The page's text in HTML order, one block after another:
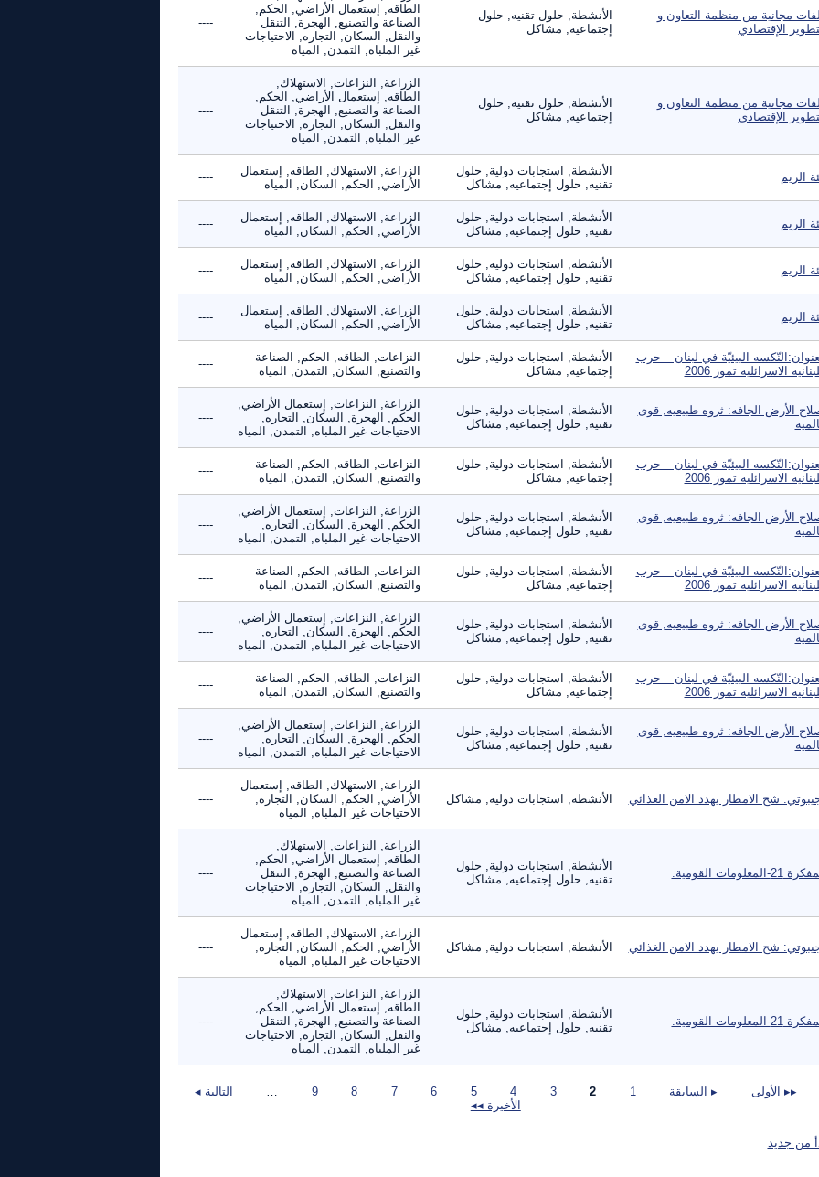
مجانية من منظمة التعاون و
الإقتصادي
الأنشطة, حلول تقنيه, حلول
إجتماعيه, مشاكل
الطاقه, إستعمال الأراضي, الحكم,
الصناعة والتصنيع, الهجرة, التنقل
والنقل, السكان, التجاره, الاحتياجات
غير الملباه, التمدن, المياه
----
مجانية من منظمة التعاون و
الإقتصادي
الأنشطة, حلول تقنيه, حلول
إجتماعيه, مشاكل
الزراعة, النزاعات, الاستهلاك,
الطاقه, إستعمال الأراضي, الحكم,
الصناعة والتصنيع, الهجرة, التنقل
والنقل, السكان, التجاره, الاحتياجات
غير الملباه, التمدن, المياه
----
الريم
الأنشطة, استجابات دولية, حلول
تقنيه, حلول إجتماعيه, مشاكل
الزراعة, الاستهلاك, الطاقه, إستعمال
الأراضي, الحكم, السكان, المياه
----
الريم
الأنشطة, استجابات دولية, حلول
تقنيه, حلول إجتماعيه, مشاكل
الزراعة, الاستهلاك, الطاقه, إستعمال
الأراضي, الحكم, السكان, المياه
----
الريم
الأنشطة, استجابات دولية, حلول
تقنيه, حلول إجتماعيه, مشاكل
الزراعة, الاستهلاك, الطاقه, إستعمال
الأراضي, الحكم, السكان, المياه
----
الريم
الأنشطة, استجابات دولية, حلول
تقنيه, حلول إجتماعيه, مشاكل
الزراعة, الاستهلاك, الطاقه, إستعمال
الأراضي, الحكم, السكان, المياه
----
البيئيّة في لبنان – حرب
الاسرائلية تموز 2006
الأنشطة, استجابات دولية, حلول
إجتماعيه, مشاكل
النزاعات, الطاقه, الحكم, الصناعة
والتصنيع, السكان, التمدن, المياه
----
الأرض الجافه: ثروه طبيعيه, قوى
الأنشطة, استجابات دولية, حلول
تقنيه, حلول إجتماعيه, مشاكل
الزراعة, النزاعات, إستعمال الأراضي,
الحكم, الهجرة, السكان, التجاره,
الاحتياجات غير الملباه, التمدن, المياه
----
البيئيّة في لبنان – حرب
الاسرائلية تموز 2006
الأنشطة, استجابات دولية, حلول
إجتماعيه, مشاكل
النزاعات, الطاقه, الحكم, الصناعة
والتصنيع, السكان, التمدن, المياه
----
الأرض الجافه: ثروه طبيعيه, قوى
الأنشطة, استجابات دولية, حلول
تقنيه, حلول إجتماعيه, مشاكل
الزراعة, النزاعات, إستعمال الأراضي,
الحكم, الهجرة, السكان, التجاره,
الاحتياجات غير الملباه, التمدن, المياه
----
البيئيّة في لبنان – حرب
الاسرائلية تموز 2006
الأنشطة, استجابات دولية, حلول
إجتماعيه, مشاكل
النزاعات, الطاقه, الحكم, الصناعة
والتصنيع, السكان, التمدن, المياه
----
الأرض الجافه: ثروه طبيعيه, قوى
الأنشطة, استجابات دولية, حلول
تقنيه, حلول إجتماعيه, مشاكل
الزراعة, النزاعات, إستعمال الأراضي,
الحكم, الهجرة, السكان, التجاره,
الاحتياجات غير الملباه, التمدن, المياه
----
البيئيّة في لبنان – حرب
الاسرائلية تموز 2006
الأنشطة, استجابات دولية, حلول
إجتماعيه, مشاكل
النزاعات, الطاقه, الحكم, الصناعة
والتصنيع, السكان, التمدن, المياه
----
الأرض الجافه: ثروه طبيعيه, قوى
الأنشطة, استجابات دولية, حلول
تقنيه, حلول إجتماعيه, مشاكل
الزراعة, النزاعات, إستعمال الأراضي,
الحكم, الهجرة, السكان, التجاره,
الاحتياجات غير الملباه, التمدن, المياه
----
شح الامطار يهدد الامن الغذائي الأنشطة, استجابات دولية, مشاكل
الزراعة, الاستهلاك, الطاقه, إستعمال
الأراضي, الحكم, السكان, التجاره,
الاحتياجات غير الملباه, المياه
----
21-المعلومات القومية.
الأنشطة, استجابات دولية, حلول
تقنيه, حلول إجتماعيه, مشاكل
الزراعة, النزاعات, الاستهلاك,
الطاقه, إستعمال الأراضي, الحكم,
الصناعة والتصنيع, الهجرة, التنقل
والنقل, السكان, التجاره, الاحتياجات
غير الملباه, التمدن, المياه
----
شح الامطار يهدد الامن الغذائي الأنشطة, استجابات دولية, مشاكل
الزراعة, الاستهلاك, الطاقه, إستعمال
الأراضي, الحكم, السكان, التجاره,
الاحتياجات غير الملباه, المياه
----
21-المعلومات القومية.
الأنشطة, استجابات دولية, حلول
تقنيه, حلول إجتماعيه, مشاكل
الزراعة, النزاعات, الاستهلاك,
الطاقه, إستعمال الأراضي, الحكم,
الصناعة والتصنيع, الهجرة, التنقل
والنقل, السكان, التجاره, الاحتياجات
غير الملباه, التمدن, المياه
----
▸▸ الأولى ▸ السابقة 1
2
3
4
5
6
7
8
9
التالية ◂
الأخيرة ◂◂
من جديد